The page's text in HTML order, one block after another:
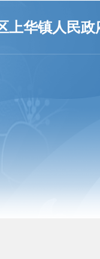
上华镇人民政